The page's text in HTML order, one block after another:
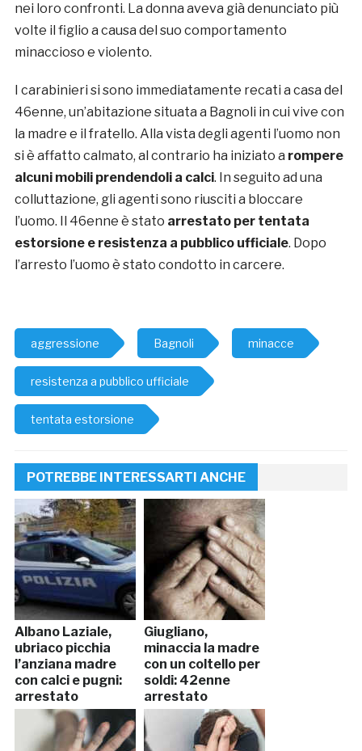
nei loro confronti. La donna aveva già denunciato più
volte il figlio a causa del suo comportamento
minaccioso e violento.
I carabinieri si sono immediatamente recati a casa del
46enne, un’abitazione situata a Bagnoli in cui vive con
la madre e il fratello. Alla vista degli agenti l’uomo non
si è affatto calmato, al contrario ha iniziato a rompere
alcuni mobili prendendoli a calci. In seguito ad una
colluttazione, gli agenti sono riusciti a bloccare
l’uomo. Il 46enne è stato arrestato per tentata
estorsione e resistenza a pubblico ufficiale. Dopo
l’arresto l’uomo è stato condotto in carcere.
aggressione Bagnoli minacce
resistenza a pubblico ufficiale
tentata estorsione
POTREBBE INTERESSARTI ANCHE
Albano Laziale,
ubriaco picchia
l’anziana madre
con calci e pugni:
arrestato
Giugliano,
minaccia la madre
con un coltello per
soldi: 42enne
arrestato